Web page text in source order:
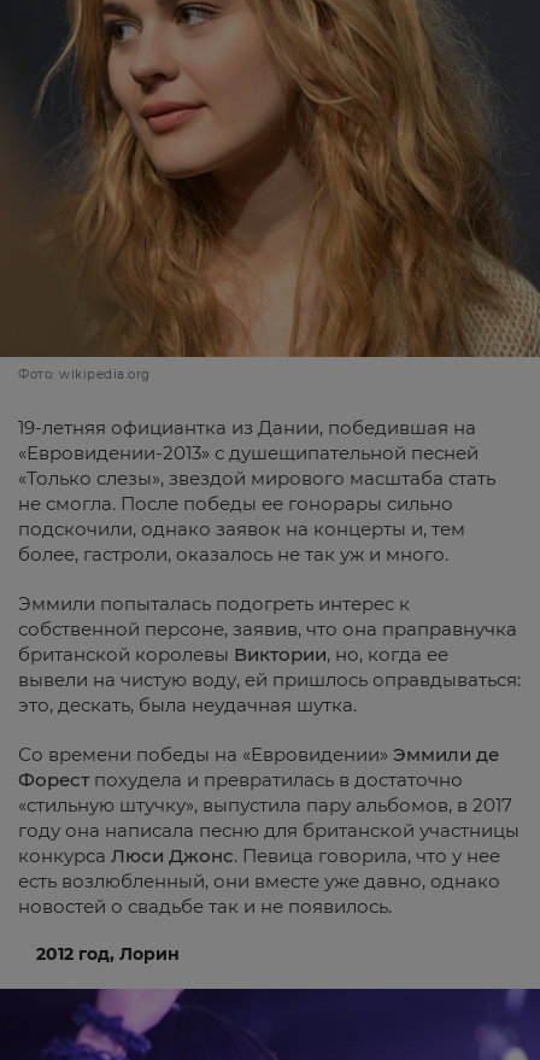
Фото: wikipedia.org
19-летняя официантка из Дании, победившая на
«Евровидении-2013» с душещипательной песней
«Только слезы», звездой мирового масштаба стать
не смогла. После победы ее гонорары сильно
подскочили, однако заявок на концерты и, тем
более, гастроли, оказалось не так уж и много.
Эммили попыталась подогреть интерес к
собственной персоне, заявив, что она праправнучка
британской королевы Виктории, но, когда ее
вывели на чистую воду, ей пришлось оправдываться:
это, дескать, была неудачная шутка.
Со времени победы на «Евровидении» Эммили де
Форестпохудела и превратилась в достаточно
«стильную штучку», выпустила пару альбомов, в 2017
году она написала песню для британской участницы
конкурса Люси Джонс. Певица говорила, что у нее
есть возлюбленный, они вместе уже давно, однако
новостей о свадьбе так и не появилось.
2012 год, Лорин